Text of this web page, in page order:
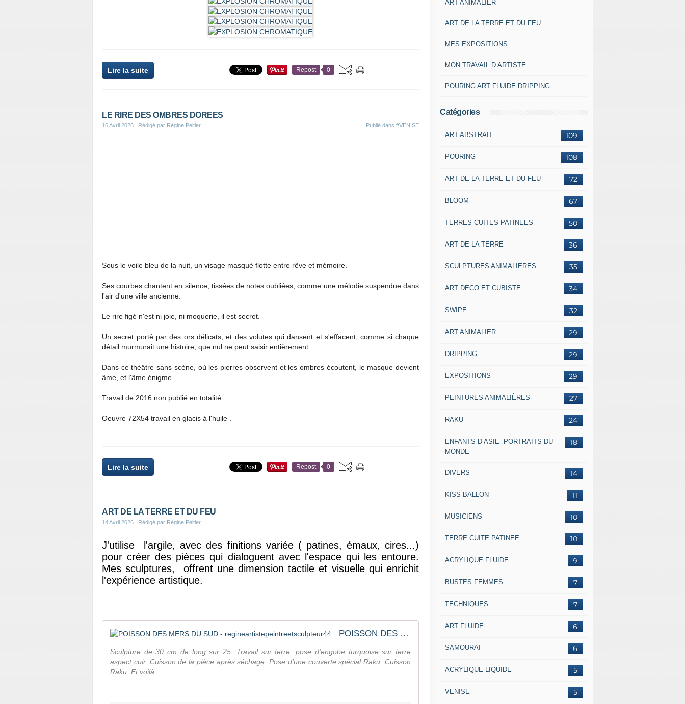
Lire la suite Repost 0
LE RIRE DES OMBRES DOREES
16 Avril 2026 , Rédigé par Régine Peltier Publié dans #VENISE
Sous le voile bleu de la nuit, un visage masqué flotte entre rêve et mémoire.
Ses courbes chantent en silence, tissées de notes oubliées, comme une mélodie suspendue dans
l'air d'une ville ancienne.
Le rire figé n'est ni joie, ni moquerie, il est secret.
Un secret porté par des ors délicats, et des volutes qui dansent et s'effacent, comme si chaque
détail murmurait une histoire, que nul ne peut saisir entièrement.
Dans ce théâtre sans scène, où les pierres observent et les ombres écoutent, le masque devient
âme, et l'âme énigme.
Travail de 2016 non publié en totalité
Oeuvre 72X54 travail en glacis à l'huile .
Lire la suite Repost 0
ART DE LA TERRE ET DU FEU
14 Avril 2026 , Rédigé par Régine Peltier
J'utilise l'argile, avec des finitions variée ( patines, émaux, cires...)
pour créer des pièces qui dialoguent avec l'espace qui les entoure.
Mes sculptures, offrent une dimension tactile et visuelle qui enrichit
l'expérience artistique.
POISSON DES MERS DU SUD - regineartistepeintreetsculpteur44
Sculpture de 30 cm de long sur 25. Travail sur terre, pose d'engobe turquoise sur terre
aspect cuir. Cuisson de la pièce après séchage. Pose d'une couverte spécial Raku. Cuisson
Raku. Et voilà...
ART ANIMALIER
ART DE LA TERRE ET DU FEU
MES EXPOSITIONS
MON TRAVAIL D ARTISTE
POURING ART FLUIDE DRIPPING
Catégories
109
ART ABSTRAIT
108
POURING
72
ART DE LA TERRE ET DU FEU
67
BLOOM
50
TERRES CUITES PATINEES
36
ART DE LA TERRE
35
SCULPTURES ANIMALIERES
34
ART DECO ET CUBISTE
32
SWIPE
29
ART ANIMALIER
29
DRIPPING
29
EXPOSITIONS
27
PEINTURES ANIMALIÈRES
24
RAKU
18
ENFANTS D ASIE- PORTRAITS DU
MONDE
14
DIVERS
11
KISS BALLON
10
MUSICIENS
10
TERRE CUITE PATINEE
9
ACRYLIQUE FLUIDE
7
BUSTES FEMMES
7
TECHNIQUES
6
ART FLUIDE
6
SAMOURAI
5
ACRYLIQUE LIQUIDE
5
VENISE